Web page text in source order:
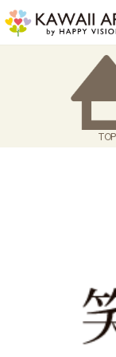
TOP